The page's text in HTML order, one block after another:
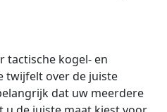
tactische kogel- en
twijfelt over de juiste
dat uw meerdere